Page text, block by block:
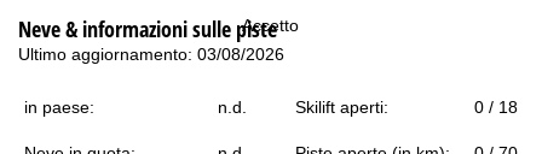
Accetto
Neve & informazioni sulle piste
Ultimo aggiornamento: 03/08/2026
in paese: n.d. Skilift aperti: 0 / 18